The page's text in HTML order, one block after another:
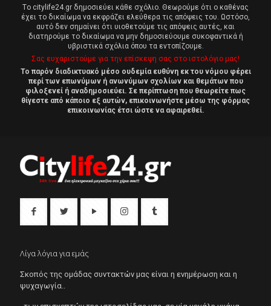
Tο citylife24.gr δημοσιεύει κάθε σχόλιο. Θεωρούμε ότι ο καθένας
έχει το δικαίωμα να εκφράζει ελεύθερα τις απόψεις του. Ωστόσο,
αυτό δεν σημαίνει ότι υιοθετούμε τις απόψεις αυτές, και
διατηρούμε το δικαίωμα να μην δημοσιεύουμε συκοφαντικά ή
υβριστικά σχόλια όπου τα εντοπίζουμε.
Σας ευχαριστούμε για την επίσκεψη σας στο ιστολόγιο μας!
Το παρόν διαδικτυακό μέσο ουδεμία ευθύνη εκ του νόμου φέρει
περί των επωνύμων ή ανωνύμων σχολίων και θεμάτων που
φιλοξενεί ή αναδημοσιεύει. Σε περίπτωση που θεωρείτε πως
θίγεστε από κάποιο εξ αυτών, επικοινωνήστε μέσω της φόρμας
επικοινωνίας έτσι ώστε να αφαιρεθεί.
Λίγα λόγια για εμάς
Σκοπός της ομάδας συντακτών μας είναι η ενημέρωση και η
ψυχαγωγία..